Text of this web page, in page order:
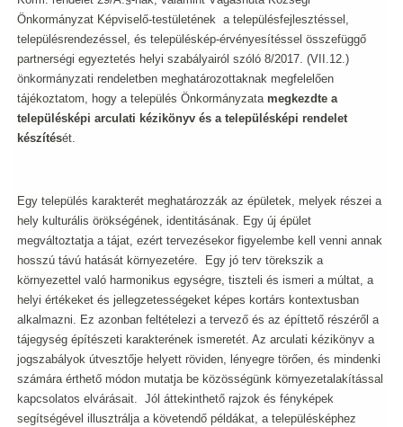
Önkormányzat Képviselő-testületének a településfejlesztéssel,
településrendezéssel, és településkép-érvényesítéssel összefüggő
partnerségi egyeztetés helyi szabályairól szóló 8/2017. (VII.12.)
önkormányzati rendeletben meghatározottaknak megfelelően
tájékoztatom, hogy a település Önkormányzata megkezdte a
településképi arculati kézikönyv és a településképi rendelet
készítését.
Egy település karakterét meghatározzák az épületek, melyek részei a
hely kulturális örökségének, identitásának. Egy új épület
megváltoztatja a tájat, ezért tervezésekor figyelembe kell venni annak
hosszú távú hatását környezetére. Egy jó terv törekszik a
környezettel való harmonikus egységre, tiszteli és ismeri a múltat, a
helyi értékeket és jellegzetességeket képes kortárs kontextusban
alkalmazni. Ez azonban feltételezi a tervező és az építtető részéről a
tájegység építészeti karakterének ismeretét. Az arculati kézikönyv a
jogszabályok útvesztője helyett röviden, lényegre törően, és mindenki
számára érthető módon mutatja be közösségünk környezetalakítással
kapcsolatos elvárásait. Jól áttekinthető rajzok és fényképek
segítségével illusztrálja a követendő példákat, a településképhez